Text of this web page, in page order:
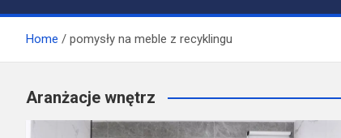
Home pomysły na meble z recyklingu
Aranżacje wnętrz